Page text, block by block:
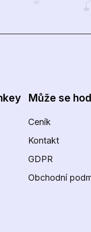
Může se
Ceník
Kontakt
GDPR
Obchodní